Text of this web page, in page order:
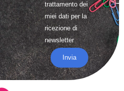
trattamentodei
miei dati per la
ricezione di
newsletter
Invia